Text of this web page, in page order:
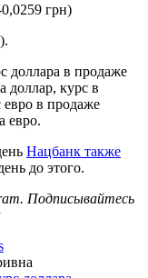
грн)
доллара в продаже
доллар, курс в
евро в продаже
евро.
Нацбанк также
до этого.
Подписывайтесь